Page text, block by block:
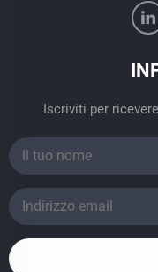
Iscriviti per